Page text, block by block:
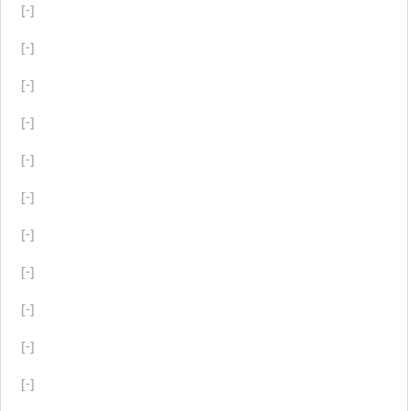
[-]
[-]
[-]
[-]
[-]
[-]
[-]
[-]
[-]
[-]
[-]